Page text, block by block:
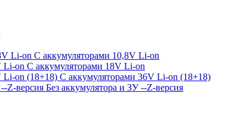
С аккумуляторами 10,8V Li-on
С аккумуляторами 18V Li-on
С аккумуляторами 36V Li-on (18+18)
Без аккумулятора и ЗУ --Z-версия